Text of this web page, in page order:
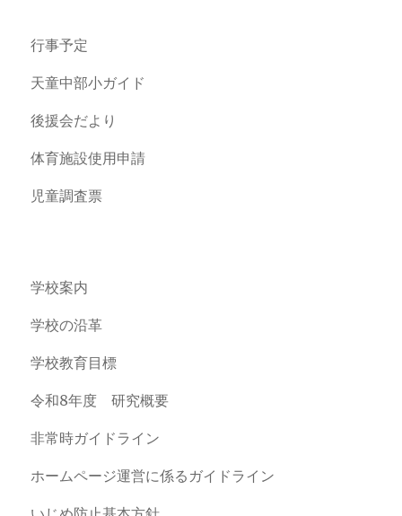
行事予定
天童中部小ガイド
後援会だより
体育施設使用申請
児童調査票
学校案内
学校の沿革
学校教育目標
令和8年度 研究概要
非常時ガイドライン
ホームページ運営に係るガイドライン